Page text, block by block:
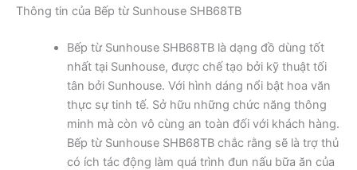
Thông tin của Bếp từ Sunhouse SHB68TB
Bếp từ Sunhouse SHB68TB là dạng đồ dùng tốt
nhất tại Sunhouse, được chế tạo bởi kỹ thuật tối
tân bởi Sunhouse. Với hình dáng nổi bật hoa văn
thực sự tinh tế. Sở hữu những chức năng thông
minh mà còn vô cùng an toàn đối với khách hàng.
Bếp từ Sunhouse SHB68TB chắc rằng sẽ là trợ thủ
có ích tác động làm quá trình đun nấu bữa ăn của